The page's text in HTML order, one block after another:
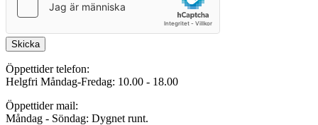
Skicka
Öppettider telefon:
Helgfri Måndag-Fredag: 10.00 - 18.00
Öppettider mail:
Måndag - Söndag: Dygnet runt.